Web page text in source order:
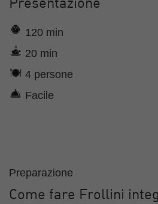
Presentazione
120 min
20 min
4 persone
Facile
Preparazione
Come fare Frollini